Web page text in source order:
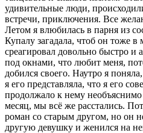
удивительные люди,
встречи, приключения. Все
Летом я влюбилась в парня из
Купалу загадала, чтоб он тоже
среагировал довольно быстро и
под окнами, что любит меня,
добился своего. Наутро я
я его представляла, что я его
продолжало к нему
месяц, мы всё же расстались.
роман со старым другом, но он
другую девушку и женился на